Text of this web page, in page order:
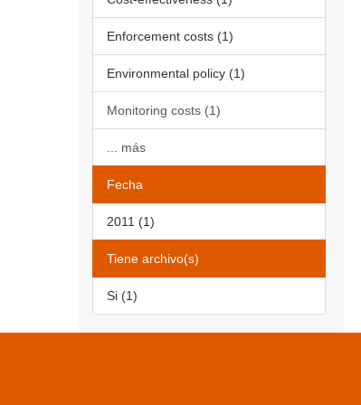
Enforcement costs (1)
Environmental policy (1)
Monitoring costs (1)
... más
Fecha
2011 (1)
Tiene archivo(s)
Si (1)